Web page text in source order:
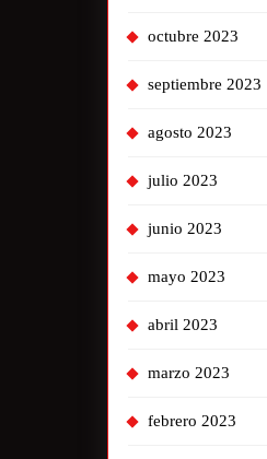
octubre 2023
septiembre 2023
agosto 2023
julio 2023
junio 2023
mayo 2023
abril 2023
marzo 2023
febrero 2023